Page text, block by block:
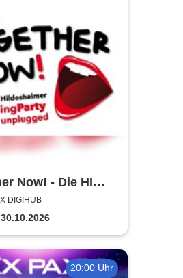
Now! - Die HI
DIGIHUB
20:00 Uhr